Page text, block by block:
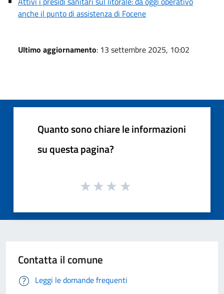
anche il punto di assistenza di Focene
Ultimo aggiornamento: 13 settembre 2025, 10:02
Quanto sono chiare le informazioni
su questa pagina?
Contatta il comune
Leggi le domande frequenti